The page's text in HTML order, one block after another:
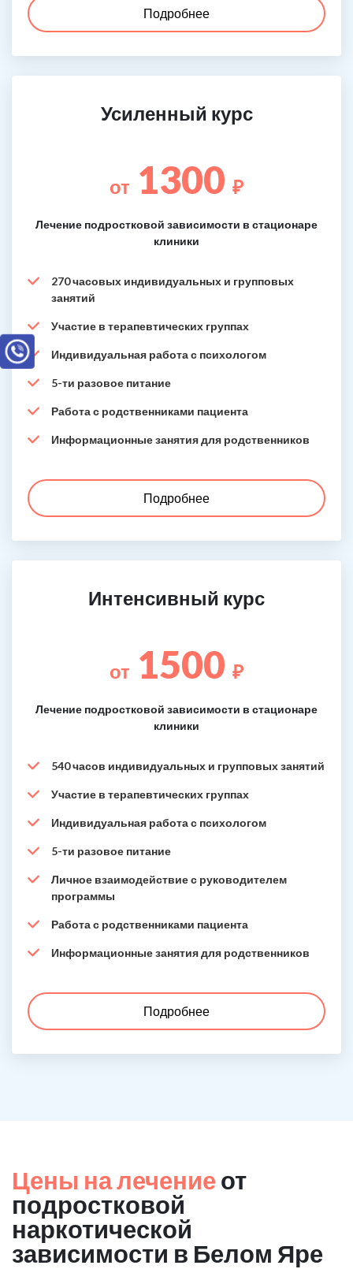
Подробнее
Усиленный курс
от 1300 ₽
Лечение подростковой зависимости в стационаре
клиники
270 часовых индивидуальных и групповых
занятий
Участие в терапевтических группах
Индивидуальная работа с психологом
5-ти разовое питание
Работа с родственниками пациента
Информационные занятия для родственников
Подробнее
Интенсивный курс
от 1500 ₽
Лечение подростковой зависимости в стационаре
клиники
540 часов индивидуальных и групповых занятий
Участие в терапевтических группах
Индивидуальная работа с психологом
5-ти разовое питание
Личное взаимодействие с руководителем
программы
Работа с родственниками пациента
Информационные занятия для родственников
Подробнее
Цены на лечение от
подростковой
наркотической
зависимости в Белом Яре